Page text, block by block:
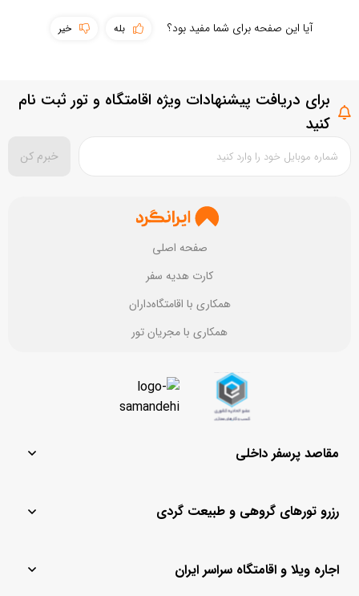
آیا این صفحه برای شما مفید بود؟ بله خیر
برای دریافت پیشنهادات ویژه اقامتگاه و تور ثبت نام
کنید
خبرم کن
همکاری با مجریان تور
همکاری با اقامتگاه‌داران
کارت هدیه سفر
صفحه اصلی
مقاصد پرسفر داخلی
تهران
ماسال
کیش
رزرو تورهای گروهی و طبیعت گردی
تور لحظه آخری
تور کیش از مشهداجاره ویلا و اقامتگاه سراسر ایران